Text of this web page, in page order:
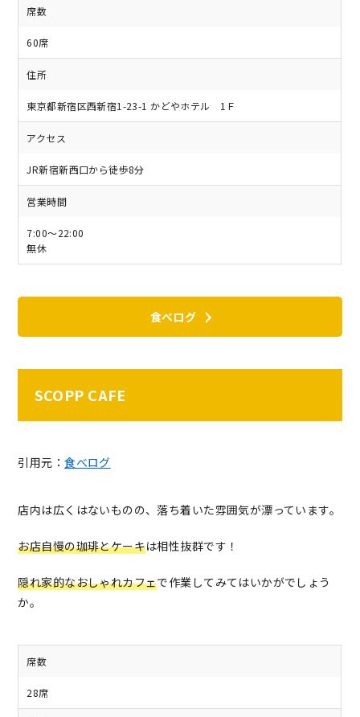
席数
60席
住所
東京都新宿区西新宿1-23-1 かどやホテル 1Ｆ
アクセス
JR新宿新西口から徒歩8分
営業時間
7:00～22:00
無休
食べログ
SCOPP CAFE
引用元：食べログ
店内は広くはないものの、落ち着いた雰囲気が漂っています。
お店自慢の珈琲とケーキは相性抜群です！
隠れ家的なおしゃれカフェで作業してみてはいかがでしょう
か。
席数
28席